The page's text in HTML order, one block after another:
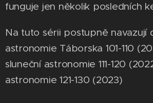
funguje jen několik posledních
Na tuto sérii postupně navazují
astronomie Táborska 101-110
sluneční astronomie 111-120
astronomie 121-130 (2023)